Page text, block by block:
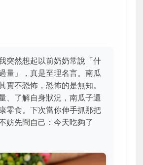
突然想起以前奶奶常說「什
量」，真是至理名言。南瓜
實不恐怖，恐怖的是無知。
、了解自身狀況，南瓜子還
零食。下次當你伸手抓那把
妨先問自己：今天吃夠了